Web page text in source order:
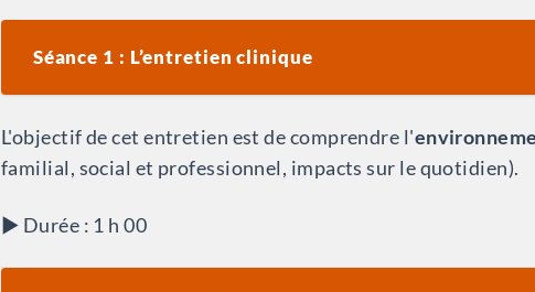
Séance 1 : L’entretien clinique
L'objectif de cet entretien est de comprendre l'
familial, social et professionnel, impacts sur le quotidien).
▶︎ Durée : 1 h 00